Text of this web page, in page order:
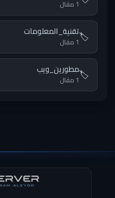
1 مقال
🏷️تقنية_المعلومات
1 مقال
🏷️مطورين_ويب
1 مقال